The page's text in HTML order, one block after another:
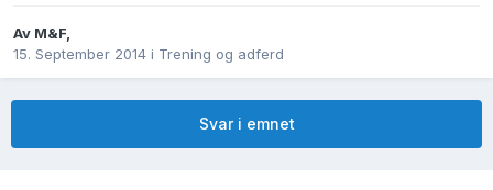
Av M&F,
15. September 2014 i Trening og adferd
Svar i emnet